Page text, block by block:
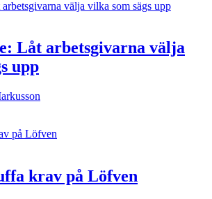
Låt arbetsgivarna välja
upp
krav på Löfven